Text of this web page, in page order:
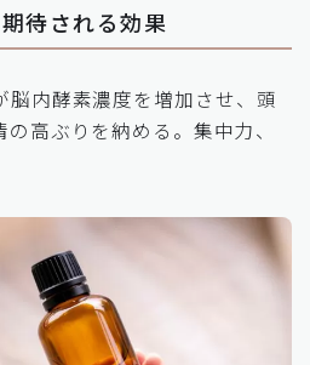
待される効果
脳内酵素濃度を増加させ、頭
高ぶりを納める。集中力、